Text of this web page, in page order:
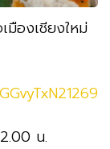
มืองเชียงใหม่
น.